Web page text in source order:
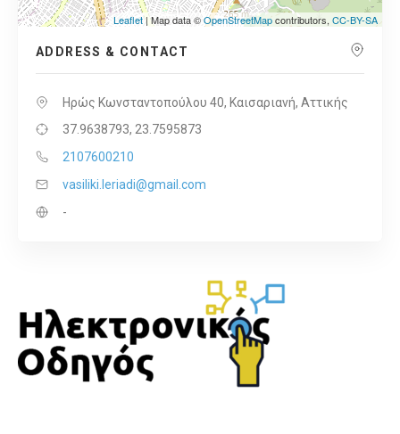
Leaflet| Map data ©OpenStreetMapcontributors, CC-BY-SA
ADDRESS & CONTACT
Ηρώς Κωνσταντοπούλου 40, Καισαριανή, Αττικής
37.9638793, 23.7595873
2107600210
vasiliki.leriadi@gmail.com
-